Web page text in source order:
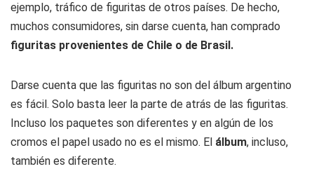
ejemplo, tráfico de figuritas de otros países. De hecho,
muchos consumidores, sin darse cuenta, han comprado
figuritas provenientes de Chile o de Brasil.
Darse cuenta que las figuritas no son del álbum argentino
es fácil. Solo basta leer la parte de atrás de las figuritas.
Incluso los paquetes son diferentes y en algún de los
cromos el papel usado no es el mismo. El álbum, incluso,
también es diferente.